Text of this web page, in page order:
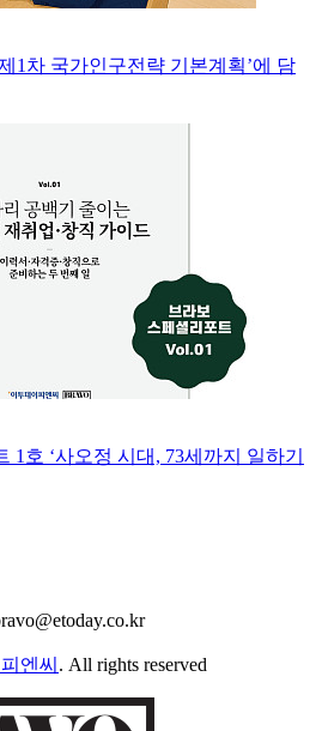
1차 국가인구전략 기본계획’에 담
1호 ‘사오정 시대, 73세까지 일하기
엔씨 . All rights reserved